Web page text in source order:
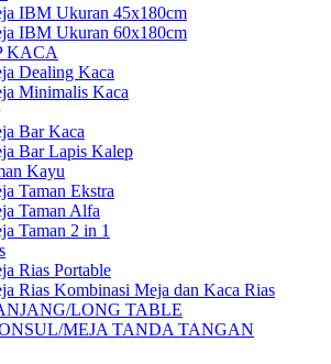
IBM Ukuran 45x180cm
IBM Ukuran 60x180cm
KACA
Dealing Kaca
Minimalis Kaca
Bar Kaca
Bar Lapis Kalep
Kayu
Taman Ekstra
Taman Alfa
Taman 2 in 1
Rias Portable
Rias Kombinasi Meja dan Kaca Rias
LONG TABLE
MEJA TANDA TANGAN